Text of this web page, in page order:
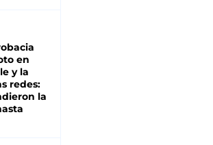
en
y la
redes:
la